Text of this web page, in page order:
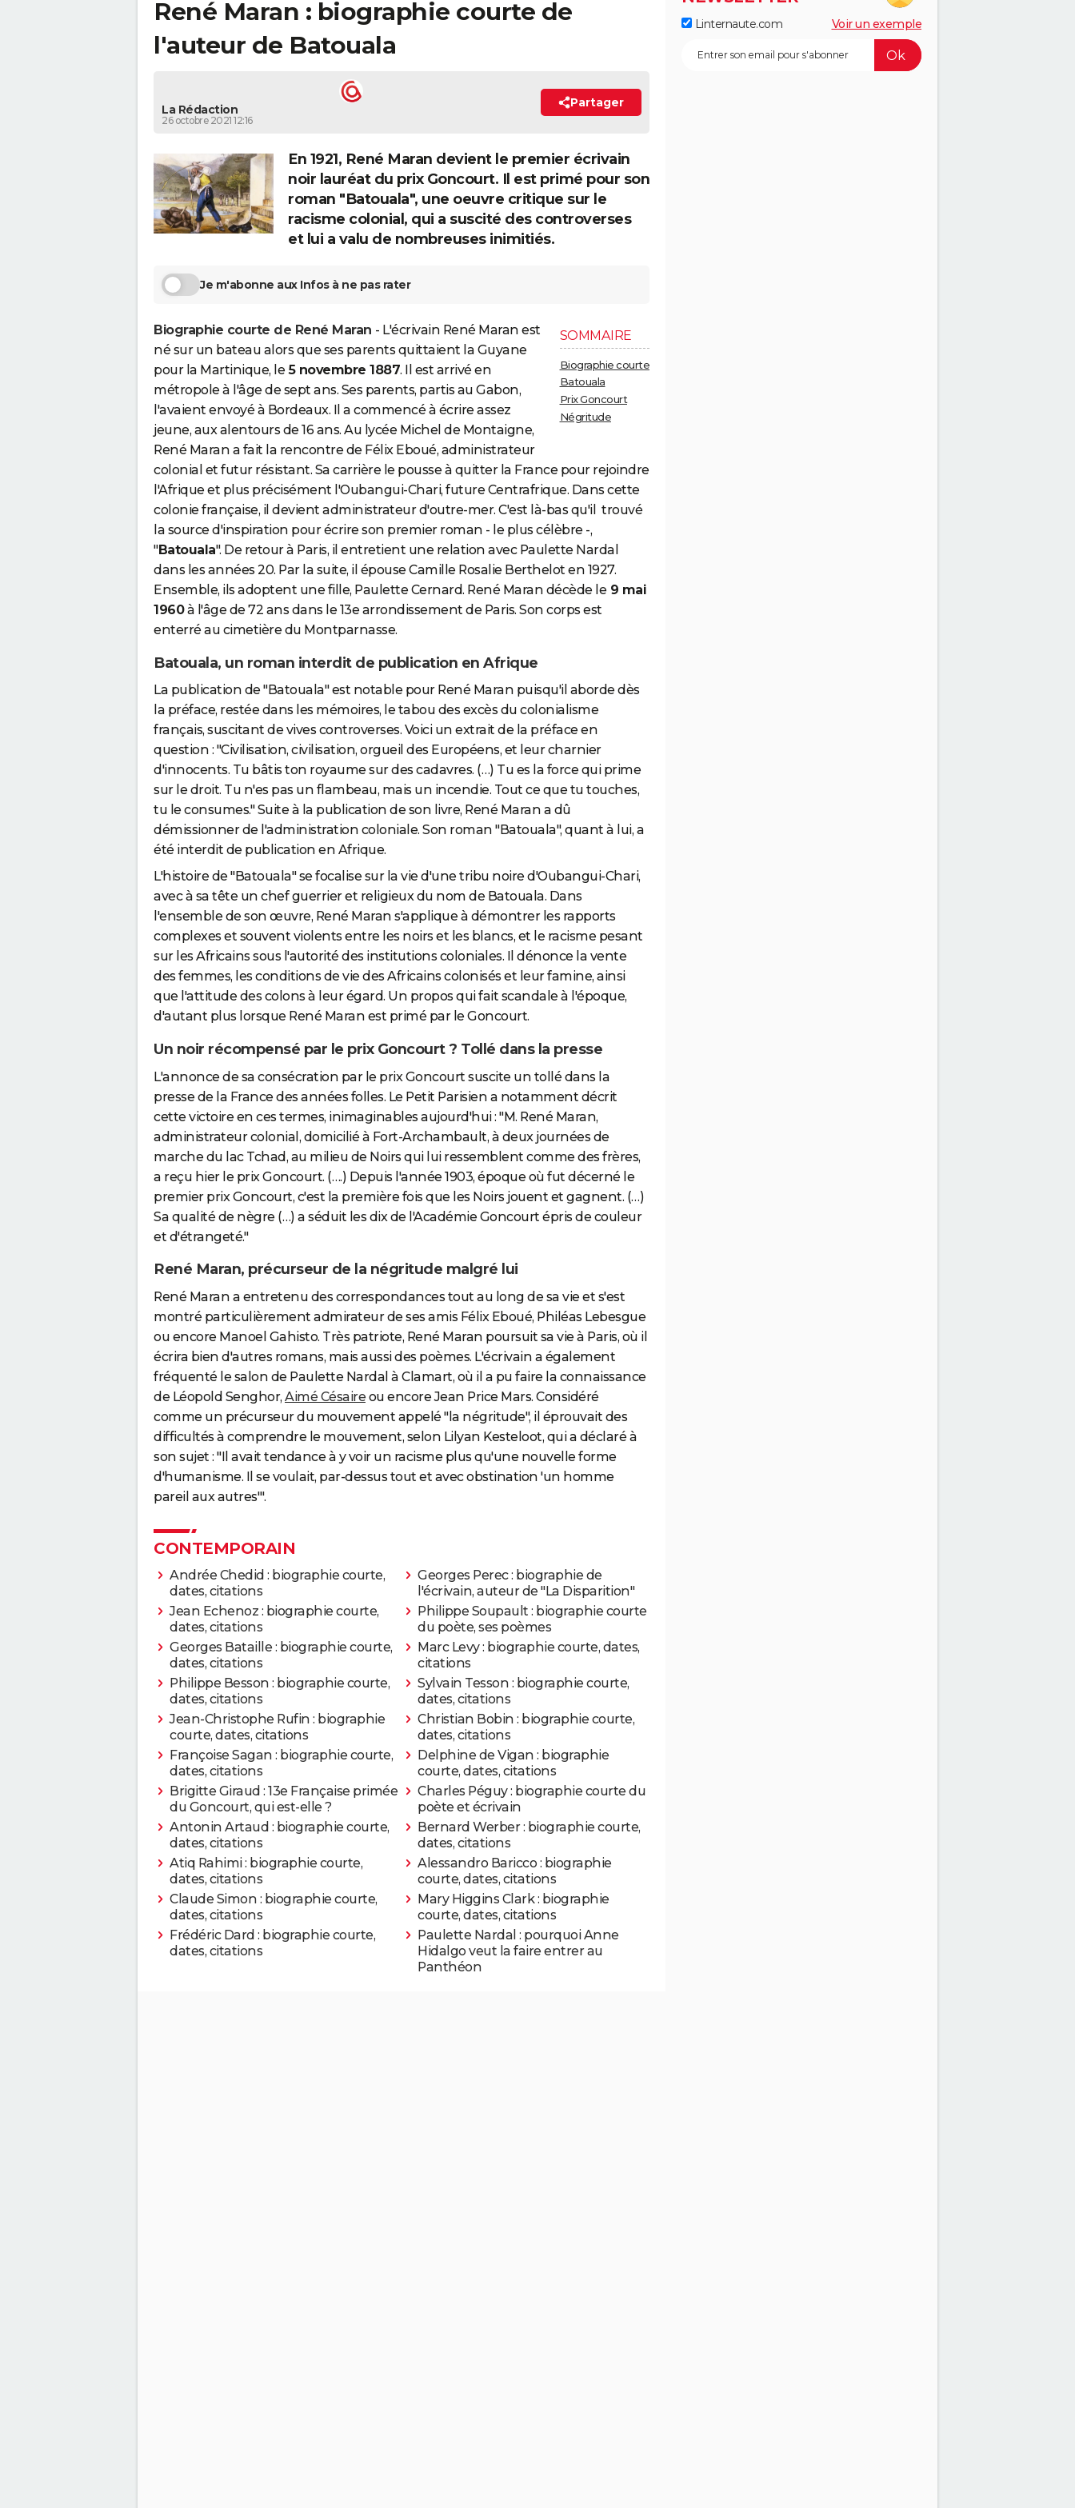
René Maran : biographie courte de
l'auteur de Batouala
La Rédaction
26 octobre 2021 12:16
Partager
En 1921, René Maran devient le premier écrivain
noir lauréat du prix Goncourt. Il est primé pour son
roman "Batouala", une oeuvre critique sur le
racisme colonial, qui a suscité des controverses
et lui a valu de nombreuses inimitiés.
Je m'abonne aux Infos à ne pas rater
SOMMAIRE
Biographie courte
Batouala
Prix Goncourt
Négritude
Biographie courte de René Maran - L'écrivain René Maran est
né sur un bateau alors que ses parents quittaient la Guyane
pour la Martinique, le 5 novembre 1887. Il est arrivé en
métropole à l'âge de sept ans. Ses parents, partis au Gabon,
l'avaient envoyé à Bordeaux. Il a commencé à écrire assez
jeune, aux alentours de 16 ans. Au lycée Michel de Montaigne,
René Maran a fait la rencontre de Félix Eboué, administrateur
colonial et futur résistant. Sa carrière le pousse à quitter la France pour rejoindre
l'Afrique et plus précisément l'Oubangui-Chari, future Centrafrique. Dans cette
colonie française, il devient administrateur d'outre-mer. C'est là-bas qu'il trouvé
la source d'inspiration pour écrire son premier roman - le plus célèbre -,
"Batouala". De retour à Paris, il entretient une relation avec Paulette Nardal
dans les années 20. Par la suite, il épouse Camille Rosalie Berthelot en 1927.
Ensemble, ils adoptent une fille, Paulette Cernard. René Maran décède le 9 mai
1960à l'âge de 72 ans dans le 13e arrondissement de Paris. Son corps est
enterré au cimetière du Montparnasse.
Batouala, un roman interdit de publication en Afrique
La publication de "Batouala" est notable pour René Maran puisqu'il aborde dès
la préface, restée dans les mémoires, le tabou des excès du colonialisme
français, suscitant de vives controverses. Voici un extrait de la préface en
question : "Civilisation, civilisation, orgueil des Européens, et leur charnier
d'innocents. Tu bâtis ton royaume sur des cadavres. (…) Tu es la force qui prime
sur le droit. Tu n'es pas un flambeau, mais un incendie. Tout ce que tu touches,
tu le consumes." Suite à la publication de son livre, René Maran a dû
démissionner de l'administration coloniale. Son roman "Batouala", quant à lui, a
été interdit de publication en Afrique.
L'histoire de "Batouala" se focalise sur la vie d'une tribu noire d'Oubangui-Chari,
avec à sa tête un chef guerrier et religieux du nom de Batouala. Dans
l'ensemble de son œuvre, René Maran s'applique à démontrer les rapports
complexes et souvent violents entre les noirs et les blancs, et le racisme pesant
sur les Africains sous l'autorité des institutions coloniales. Il dénonce la vente
des femmes, les conditions de vie des Africains colonisés et leur famine, ainsi
que l'attitude des colons à leur égard. Un propos qui fait scandale à l'époque,
d'autant plus lorsque René Maran est primé par le Goncourt.
Un noir récompensé par le prix Goncourt ? Tollé dans la presse
L'annonce de sa consécration par le prix Goncourt suscite un tollé dans la
presse de la France des années folles. Le Petit Parisien a notamment décrit
cette victoire en ces termes, inimaginables aujourd'hui : "M. René Maran,
administrateur colonial, domicilié à Fort-Archambault, à deux journées de
marche du lac Tchad, au milieu de Noirs qui lui ressemblent comme des frères,
a reçu hier le prix Goncourt. (….) Depuis l'année 1903, époque où fut décerné le
premier prix Goncourt, c'est la première fois que les Noirs jouent et gagnent. (…)
Sa qualité de nègre (…) a séduit les dix de l'Académie Goncourt épris de couleur
et d'étrangeté."
René Maran, précurseur de la négritude malgré lui
René Maran a entretenu des correspondances tout au long de sa vie et s'est
montré particulièrement admirateur de ses amis Félix Eboué, Philéas Lebesgue
ou encore Manoel Gahisto. Très patriote, René Maran poursuit sa vie à Paris, où il
écrira bien d'autres romans, mais aussi des poèmes. L'écrivain a également
fréquenté le salon de Paulette Nardal à Clamart, où il a pu faire la connaissance
de Léopold Senghor, Aimé Césaire ou encore Jean Price Mars. Considéré
comme un précurseur du mouvement appelé "la négritude", il éprouvait des
difficultés à comprendre le mouvement, selon Lilyan Kesteloot, qui a déclaré à
son sujet : "Il avait tendance à y voir un racisme plus qu'une nouvelle forme
d'humanisme. Il se voulait, par-dessus tout et avec obstination 'un homme
pareil aux autres'".
CONTEMPORAIN
Andrée Chedid : biographie courte,
dates, citations
Georges Perec : biographie de
l'écrivain, auteur de "La Disparition"
Jean Echenoz : biographie courte,
dates, citations
Philippe Soupault : biographie courte
du poète, ses poèmes
Georges Bataille : biographie courte,
dates, citations
Marc Levy : biographie courte, dates,
citations
Philippe Besson : biographie courte,
dates, citations
Sylvain Tesson : biographie courte,
dates, citations
Jean-Christophe Rufin : biographie
courte, dates, citations
Christian Bobin : biographie courte,
dates, citations
Françoise Sagan : biographie courte,
dates, citations
Delphine de Vigan : biographie
courte, dates, citations
Brigitte Giraud : 13e Française primée
du Goncourt, qui est-elle ?
Charles Péguy : biographie courte du
poète et écrivain
Antonin Artaud : biographie courte,
dates, citations
Bernard Werber : biographie courte,
dates, citations
Atiq Rahimi : biographie courte,
dates, citations
Alessandro Baricco : biographie
courte, dates, citations
Claude Simon : biographie courte,
dates, citations
Mary Higgins Clark : biographie
courte, dates, citations
Frédéric Dard : biographie courte,
dates, citations
Paulette Nardal : pourquoi Anne
Hidalgo veut la faire entrer au
Panthéon
Linternaute.com Voir un exemple